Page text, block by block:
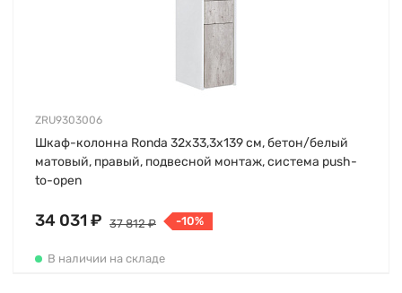
ZRU9303006
Шкаф-колонна Ronda 32х33,3х139 см, бетон/белый
матовый, правый, подвесной монтаж, система push-
to-open
34 031 ₽ 37 812 ₽ -10%
В наличии на складе